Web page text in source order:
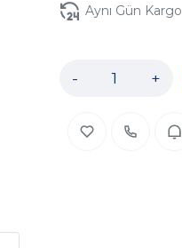
Aynı Gün Kargo
- +